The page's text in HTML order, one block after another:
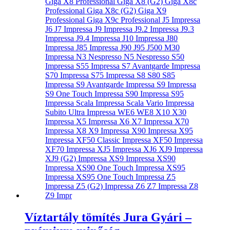
Víztartály tömítés Jura Gyári –